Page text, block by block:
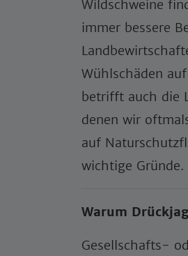
Wildschweine
immer bessere
Wühlschäden
betrifft auch die
denen wir
auf
wichtige Gründe.
Warum
Gesellschafts-